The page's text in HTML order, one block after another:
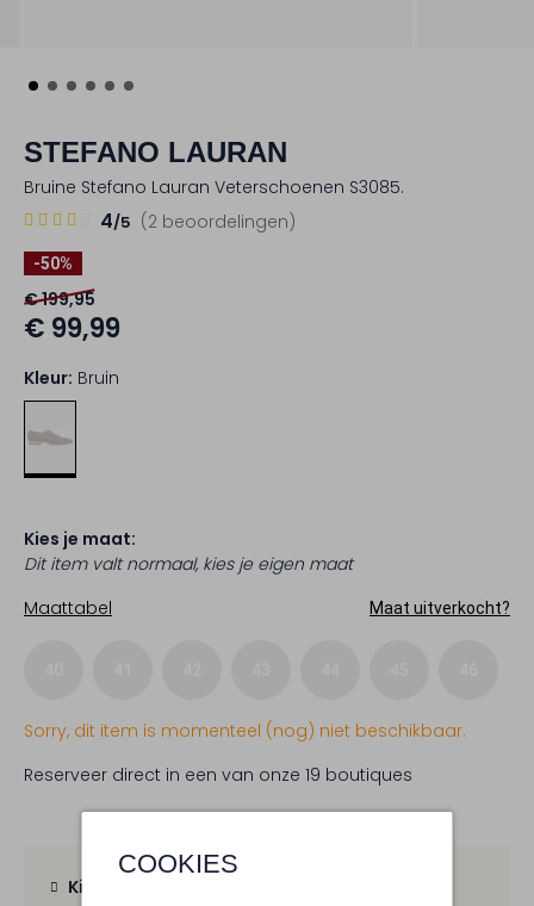
COOKIES
STEFANO LAURAN
Bruine Stefano Lauran Veterschoenen S3085.
(2 beoordelingen)
4/5
2
4
Sterren
-50%
€ 199,95
€ 99,99
Kleur: Bruin
Kies je maat:
Dit item valt normaal, kies je eigen maat
Maattabel
Maat uitverkocht?
Sorry, dit item is momenteel (nog) niet beschikbaar.
Reserveer direct in een van onze 19 boutiques
Kies zelf je bezorgmoment